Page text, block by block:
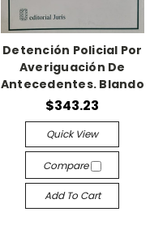
Detención Policial Por
Averiguación De
Antecedentes. Blando
$343.23
Quick View
Compare
Add To Cart